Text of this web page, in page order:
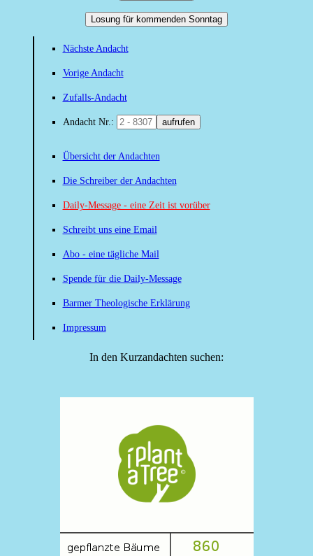
Losung für kommenden Sonntag
Nächste Andacht
Vorige Andacht
Zufalls-Andacht
Andacht Nr.: aufrufen
Übersicht der Andachten
Die Schreiber der Andachten
Daily-Message - eine Zeit ist vorüber
Schreibt uns eine Email
Abo - eine tägliche Mail
Spende für die Daily-Message
Barmer Theologische Erklärung
Impressum
In den Kurzandachten suchen: